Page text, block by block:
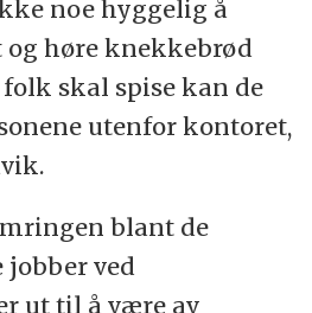
noe hyggelig å
høre knekkebrød
folk skal spise kan de
utenfor kontoret,
blant de
jobber ved
ut til å være av